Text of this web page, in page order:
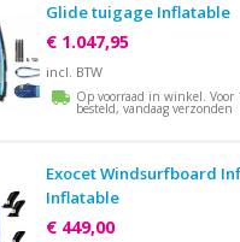
Glide tuigage Inflatable
€ 1.047,95
incl. BTW
Op voorraad in winkel. Voor
besteld, vandaag verzonden
Exocet Windsurfboard
Inflatable
€ 449,00